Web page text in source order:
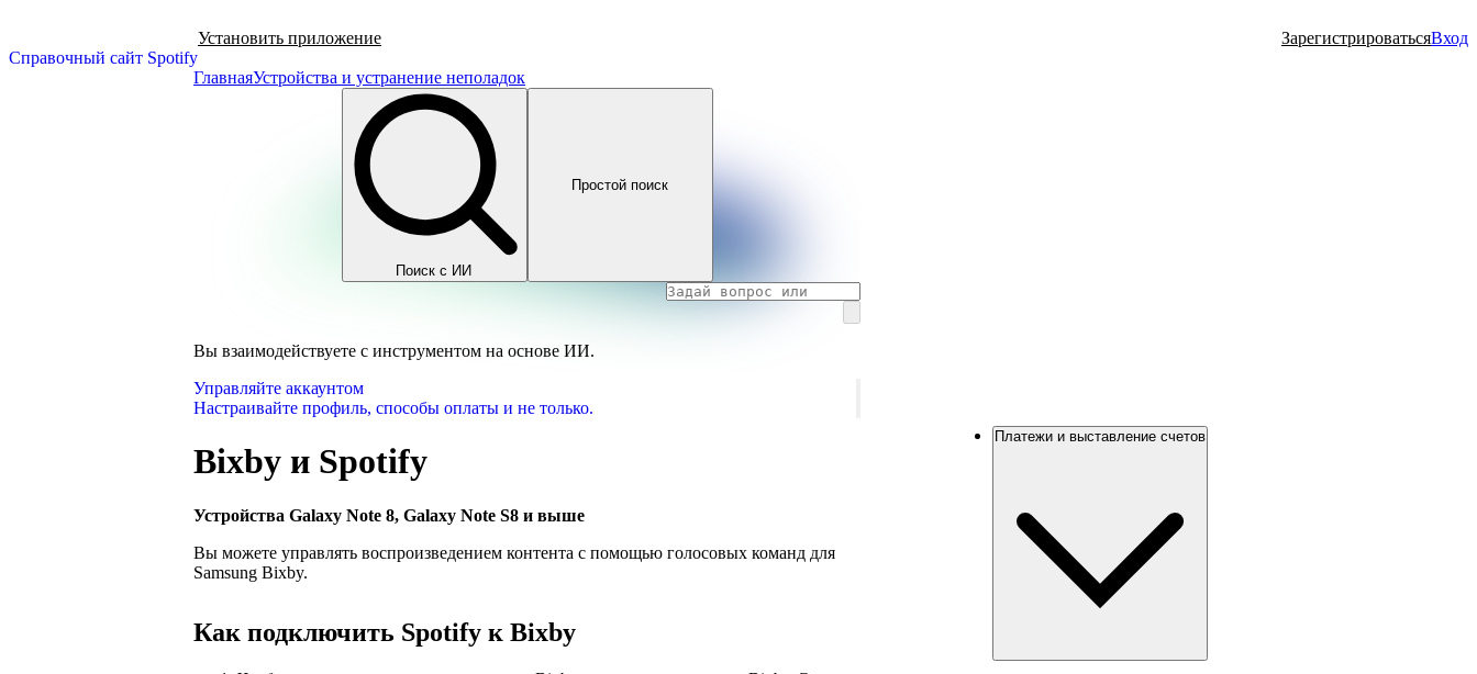
Справочный сайт Spotify
Установить приложение ЗарегистрироватьсяВход
ГлавнаяУстройства и устранение неполадок
Поиск с ИИ
Простой поиск
Вы взаимодействуете с инструментом на основе ИИ.
Управляйте аккаунтом
Настраивайте профиль, способы оплаты и не только.
Bixby и Spotify
Устройства Galaxy Note 8, Galaxy Note S8 и выше
Вы можете управлять воспроизведением контента с помощью голосовых команд для
Samsung Bixby.
Как подключить Spotify к Bixby
Платежи и выставление счетов